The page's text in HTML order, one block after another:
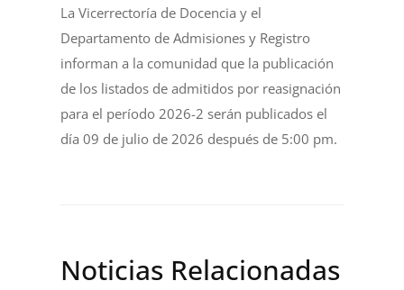
La Vicerrectoría de Docencia y el
Departamento de Admisiones y Registro
informan a la comunidad que la publicación
de los listados de admitidos por reasignación
para el período 2026-2 serán publicados el
día 09 de julio de 2026 después de 5:00 pm.
Noticias Relacionadas